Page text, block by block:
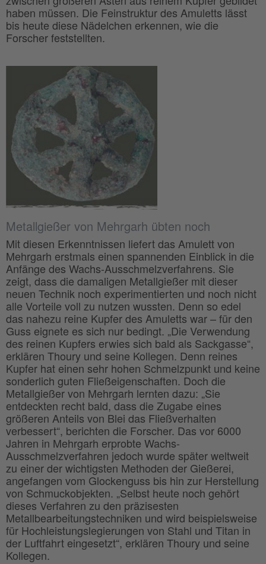
haben müssen. Die Feinstruktur des Amuletts lässt
bis heute diese Nädelchen erkennen, wie die
Forscher feststellten.
Metallgießer von Mehrgarh übten noch
Mit diesen Erkenntnissen liefert das Amulett von
Mehrgarh erstmals einen spannenden Einblick in die
Anfänge des Wachs-Ausschmelzverfahrens. Sie
zeigt, dass die damaligen Metallgießer mit dieser
neuen Technik noch experimentierten und noch nicht
alle Vorteile voll zu nutzen wussten. Denn so edel
das nahezu reine Kupfer des Amuletts war – für den
Guss eignete es sich nur bedingt. „Die Verwendung
des reinen Kupfers erwies sich bald als Sackgasse“,
erklären Thoury und seine Kollegen. Denn reines
Kupfer hat einen sehr hohen Schmelzpunkt und keine
sonderlich guten Fließeigenschaften. Doch die
Metallgießer von Mehrgarh lernten dazu: „Sie
entdeckten recht bald, dass die Zugabe eines
größeren Anteils von Blei das Fließverhalten
verbessert“, berichten die Forscher. Das vor 6000
Jahren in Mehrgarh erprobte Wachs-
Ausschmelzverfahren jedoch wurde später weltweit
zu einer der wichtigsten Methoden der Gießerei,
angefangen vom Glockenguss bis hin zur Herstellung
von Schmuckobjekten. „Selbst heute noch gehört
dieses Verfahren zu den präzisesten
Metallbearbeitungstechniken und wird beispielsweise
für Hochleistungslegierungen von Stahl und Titan in
der Luftfahrt eingesetzt“, erklären Thoury und seine
Kollegen.